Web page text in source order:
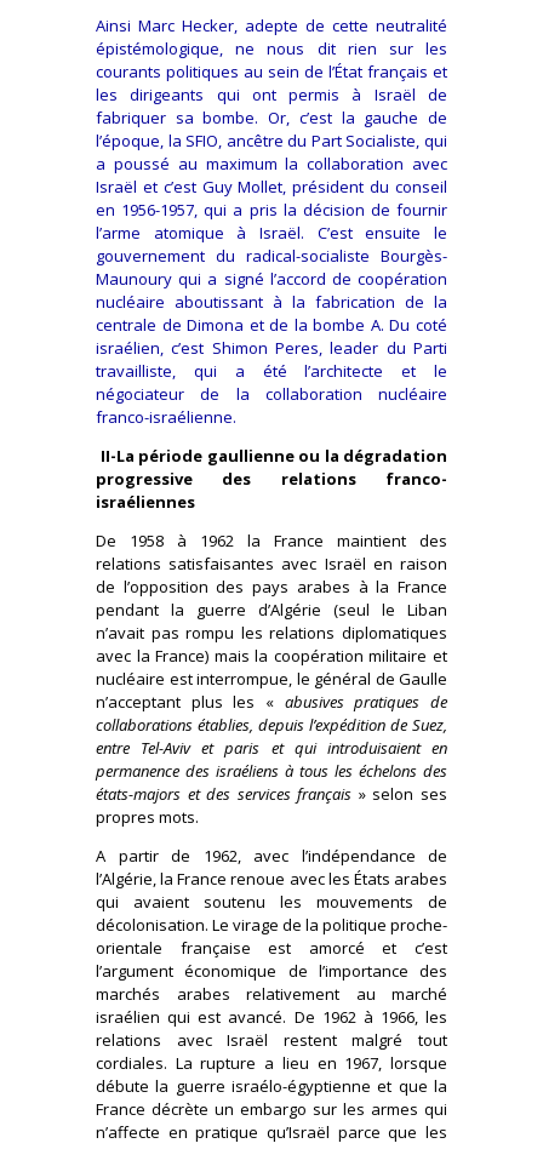
Ainsi Marc Hecker, adepte de cette neutralité
épistémologique, ne nous dit rien sur les
courants politiques au sein de l’État français et
les dirigeants qui ont permis à Israël de
fabriquer sa bombe. Or, c’est la gauche de
l’époque, la SFIO, ancêtre du Part Socialiste, qui
a poussé au maximum la collaboration avec
Israël et c’est Guy Mollet, président du conseil
en 1956-1957, qui a pris la décision de fournir
l’arme atomique à Israël. C’est ensuite le
gouvernement du radical-socialiste Bourgès-
Maunoury qui a signé l’accord de coopération
nucléaire aboutissant à la fabrication de la
centrale de Dimona et de la bombe A. Du coté
israélien, c’est Shimon Peres, leader du Parti
travailliste, qui a été l’architecte et le
négociateur de la collaboration nucléaire
franco-israélienne.
II-La période gaullienne ou la dégradation
progressive des relations franco-
israéliennes
De 1958 à 1962 la France maintient des
relations satisfaisantes avec Israël en raison
de l’opposition des pays arabes à la France
pendant la guerre d’Algérie (seul le Liban
n’avait pas rompu les relations diplomatiques
avec la France) mais la coopération militaire et
nucléaire est interrompue, le général de Gaulle
n’acceptant plus les « abusives pratiques de
collaborations établies, depuis l’expédition de Suez,
entre Tel-Aviv et paris et qui introduisaient en
permanence des israéliens à tous les échelons des
états-majors et des services français » selon ses
propres mots.
A partir de 1962, avec l’indépendance de
l’Algérie, la France renoue avec les États arabes
qui avaient soutenu les mouvements de
décolonisation. Le virage de la politique proche-
orientale française est amorcé et c’est
l’argument économique de l’importance des
marchés arabes relativement au marché
israélien qui est avancé. De 1962 à 1966, les
relations avec Israël restent malgré tout
cordiales. La rupture a lieu en 1967, lorsque
débute la guerre israélo-égyptienne et que la
France décrète un embargo sur les armes qui
n’affecte en pratique qu’Israël parce que les